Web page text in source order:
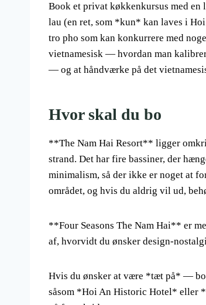
Book et privat køkkenkursus med en
lau (en ret, som *kun* kan laves i
tro pho som kan konkurrere med
vietnamesisk — hvordan man
— og at håndværke på det
Hvor skal du bo
**The Nam Hai Resort** ligger
strand. Det har fire bassiner, der
minimalism, så der ikke er noget at
området, og hvis du aldrig vil ud,
**Four Seasons The Nam Hai** er
af, hvorvidt du ønsker design-
Hvis du ønsker at være *tæt på* —
såsom *Hoi An Historic Hotel* eller